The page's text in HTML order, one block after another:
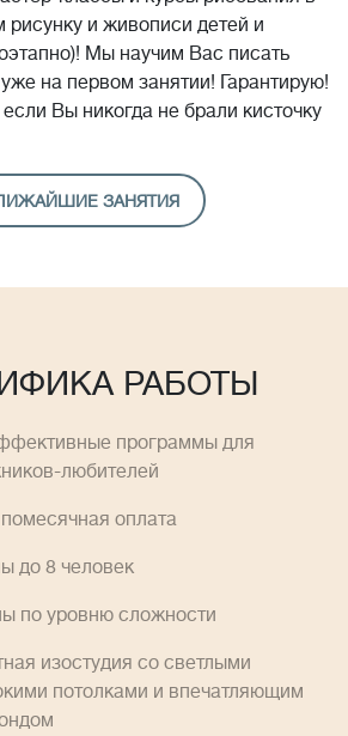
и живописи детей и
Мы научим Вас писать
на первом занятии! Гарантирую!
Вы никогда не брали кисточку
ЗАНЯТИЯ
РАБОТЫ
программы для
любителей
оплатa
до 8 человек
по уровню сложности
изостудия со светлыми
потолками и впечатляющим